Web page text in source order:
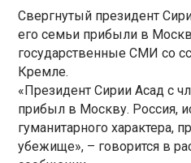
Свергнутый президент
его семьи прибыли в
государственные СМИ со
Кремле.
«Президент Сирии Асад с
прибыл в Москву. Россия,
гуманитарного характера,
убежище», – говорится в